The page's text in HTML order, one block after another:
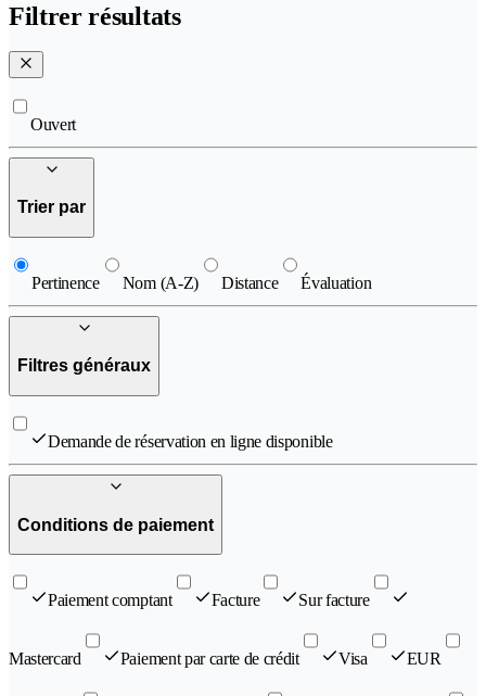
Filtrer résultats
Ouvert
Trier par
Pertinence Nom (A-Z) Distance Évaluation
Filtres généraux
Demande de réservation en ligne disponible
Conditions de paiement
Paiement comptant Facture Sur facture
Mastercard Paiement par carte de crédit Visa EUR